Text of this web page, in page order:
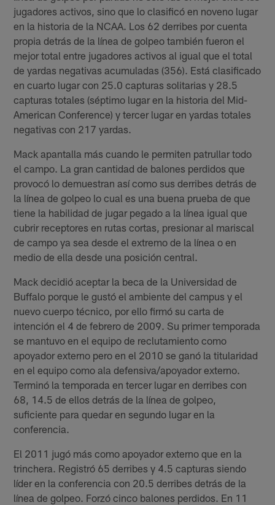
jugadores activos, sino que lo clasificó en noveno lugar
en la historia de la NCAA. Los 62 derribes por cuenta
propia detrás de la línea de golpeo también fueron el
mejor total entre jugadores activos al igual que el total
de yardas negativas acumuladas (356). Está clasificado
en cuarto lugar con 25.0 capturas solitarias y 28.5
capturas totales (séptimo lugar en la historia del Mid-
American Conference) y tercer lugar en yardas totales
negativas con 217 yardas.
Mack apantalla más cuando le permiten patrullar todo
el campo. La gran cantidad de balones perdidos que
provocó lo demuestran así como sus derribes detrás de
la línea de golpeo lo cual es una buena prueba de que
tiene la habilidad de jugar pegado a la línea igual que
cubrir receptores en rutas cortas, presionar al mariscal
de campo ya sea desde el extremo de la línea o en
medio de ella desde una posición central.
Mack decidió aceptar la beca de la Universidad de
Buffalo porque le gustó el ambiente del campus y el
nuevo cuerpo técnico, por ello firmó su carta de
intención el 4 de febrero de 2009. Su primer temporada
se mantuvo en el equipo de reclutamiento como
apoyador externo pero en el 2010 se ganó la titularidad
en el equipo como ala defensiva/apoyador externo.
Terminó la temporada en tercer lugar en derribes con
68, 14.5 de ellos detrás de la línea de golpeo,
suficiente para quedar en segundo lugar en la
conferencia.
El 2011 jugó más como apoyador externo que en la
trinchera. Registró 65 derribes y 4.5 capturas siendo
líder en la conferencia con 20.5 derribes detrás de la
línea de golpeo. Forzó cinco balones perdidos. En 11